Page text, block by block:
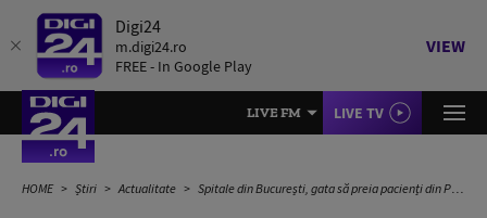
Digi24
m.digi24.ro
FREE - In Google Play
VIEW
LIVE FM LIVE TV
HOME Știri Actualitate Spitale din București, gata să preia pacienți din Prahova. Rogobete: „Situația este sub o formă de alertă de sănătate publică”